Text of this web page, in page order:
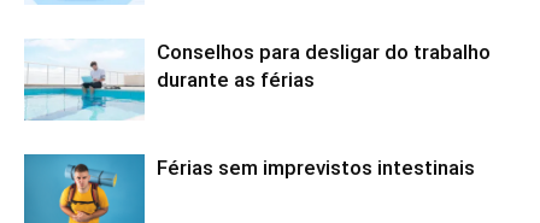
Conselhos para desligar do trabalho
durante as férias
Férias sem imprevistos intestinais